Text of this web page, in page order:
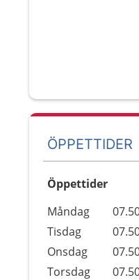
ÖPPETTIDER
Öppettider
Dag
Öppettider
Kommentarer
Måndag
Tisdag
Onsdag
Torsdag